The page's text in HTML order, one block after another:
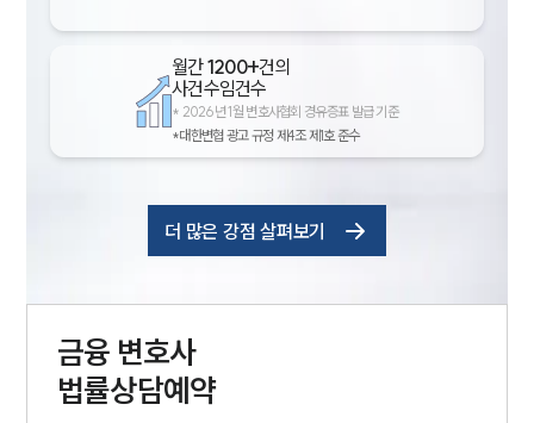
월간1200+건의
사건수임건수
* 2026년 1월 변호사협회 경유증표 발급 기준
*대한변협 광고 규정 제4조 제1호 준수
더 많은 강점 살펴보기
금융 변호사
법률상담예약